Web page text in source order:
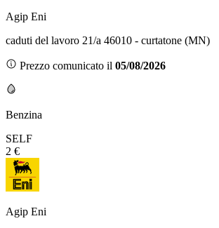
Agip Eni
caduti del lavoro 21/a 46010 - curtatone (MN)
Prezzo comunicato il 05/08/2026
Benzina
SELF
2 €
Agip Eni